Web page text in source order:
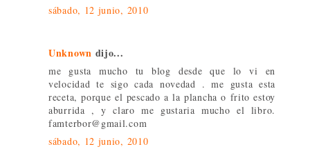
sábado, 12 junio, 2010
Unknown dijo...
me gusta mucho tu blog desde que lo vi en
velocidad te sigo cada novedad . me gusta esta
receta, porque el pescado a la plancha o frito estoy
aburrida , y claro me gustaria mucho el libro.
famterbor@gmail.com
sábado, 12 junio, 2010